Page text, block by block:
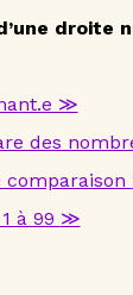
droite
≫
des
comparaison
à 99 ≫